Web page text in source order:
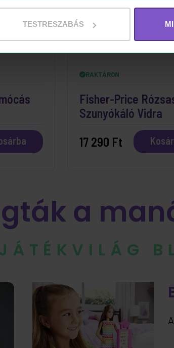
TESTRESZABÁS
RAKTÁRON
Fisher-Price
Szunyókáló Vidra
17 290 Ft
a